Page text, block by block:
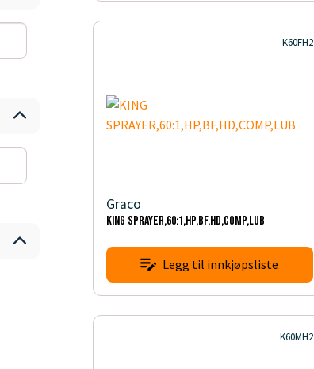
K60FH2
Graco
KING SPRAYER,60:1,HP,BF,HD,COMP,LUB
Legg til innkjøpsliste
K60MH2